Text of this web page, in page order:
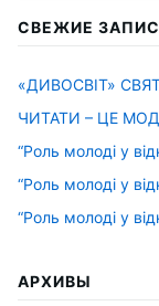
СВЕЖИЕ
«ДИВОСВІТ»
ЧИТАТИ – ЦЕ
“Роль молоді у
“Роль молоді у
“Роль молоді у
АРХИВЫ